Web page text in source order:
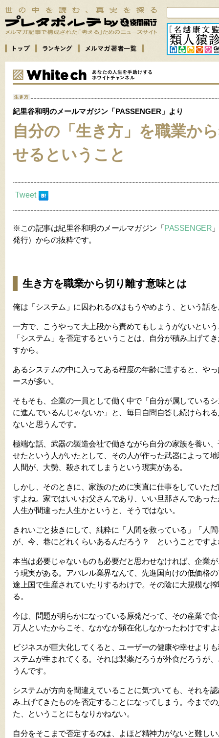
紀里谷和明のメールマガジン「PASSENGER」より
自分の「生き方」を職業か
せるということ
Tweet
※この記事は紀里谷和明のメールマガジン「 PASSENGER
発行）からの抜粋です。
生き方を職業から切り離す意味とは
俺は「システム」に囚われるのはもうやめよう、という話
一方で、こうやって大上段から責めてもしょうがないとい
「システム」を否定するということは、自分が積み上げて
すから。
あるシステムの中に入ってある程度の年齢に達すると、や
ースが多い。
そもそも、企業の一員として働く中で「自分が属している
に進んでいるんじゃないか」と、毎日自問自答し続けられ
ないと思うんです。
極端な話、武器の製造会社で働きながら自分の家族を養い
せたという人がいたとして、その人が作った武器によって
人間が、大勢、殺されてしまうという現実がある。
しかし、そのときに、家族のために実直に仕事をしていた
すよね。家ではいいお父さんであり、いい旦那さんであっ
人生が間違った人生かというと、そうではない。
きれいごと抜きにして、純粋に「人間を救っている」「人
が、今、巷にどれくらいあるんだろう？ ということですよ
本当は必要じゃないものも必要だと思わせなければ、企業
う現実がある。アパレル業界なんて、先進国向けの低価格
途上国で生産されていたりするわけで。その陰に大規模な
る。
今は、問題が明らかになっている原発だって、その産業で
万人といたからこそ、なかなか顕在化しなかったわけです
ビジネスが巨大化してくると、ユーザーの健康や幸せより
ステムが生まれてくる。それは製薬だろうが外食だろうが
うんです。
システムが方向を間違えていることに気づいても、それを
み上げてきたものを否定することになってしまう。今まで
た、ということにもなりかねない。
自分をそこまで否定するのは、よほど精神力がないと難しい